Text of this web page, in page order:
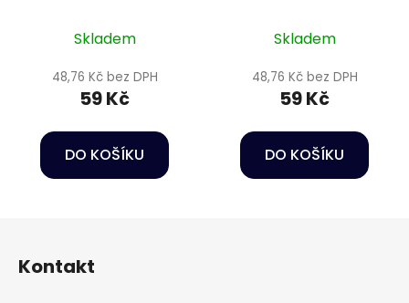
Skladem
48,76 Kč bez DPH
59 Kč
DO KOŠÍKU
Skladem
48,76 Kč bez DPH
59 Kč
DO KOŠÍKU
Kontakt